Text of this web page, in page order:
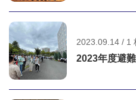
2023.09.14 / 1
2023年度避